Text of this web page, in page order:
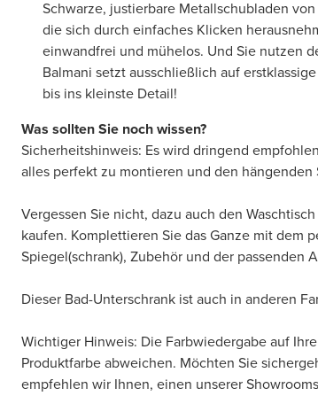
Schwarze, justierbare Metallschubladen
die sich durch einfaches Klicken
einwandfrei und mühelos. Und Sie nutzen
Balmani setzt ausschließlich auf
bis ins kleinste Detail!
Was sollten Sie noch wissen?
Sicherheitshinweis: Es wird dringend
alles perfekt zu montieren und den
Vergessen Sie nicht, dazu auch den
kaufen. Komplettieren Sie das Ganze mit dem
Spiegel(schrank), Zubehör und der passenden
Dieser Bad-Unterschrank ist auch in anderen
Wichtiger Hinweis: Die Farbwiedergabe auf
Produktfarbe abweichen. Möchten Sie
empfehlen wir Ihnen, einen unserer